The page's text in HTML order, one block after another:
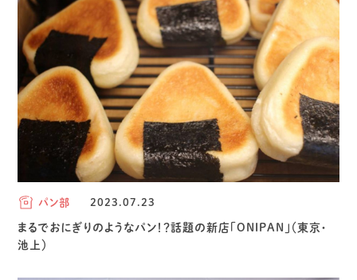
パン部 2023.07.23
まるでおにぎりのようなパン！？話題の新店「ONIPAN」（東京・
池上）